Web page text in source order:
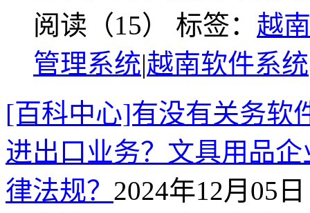
阅读（15） 标签： 越
管理系统|越南软件系统
[百科中心]有没有关务软
进出口业务？文具用品
律法规？ 2024年12月05